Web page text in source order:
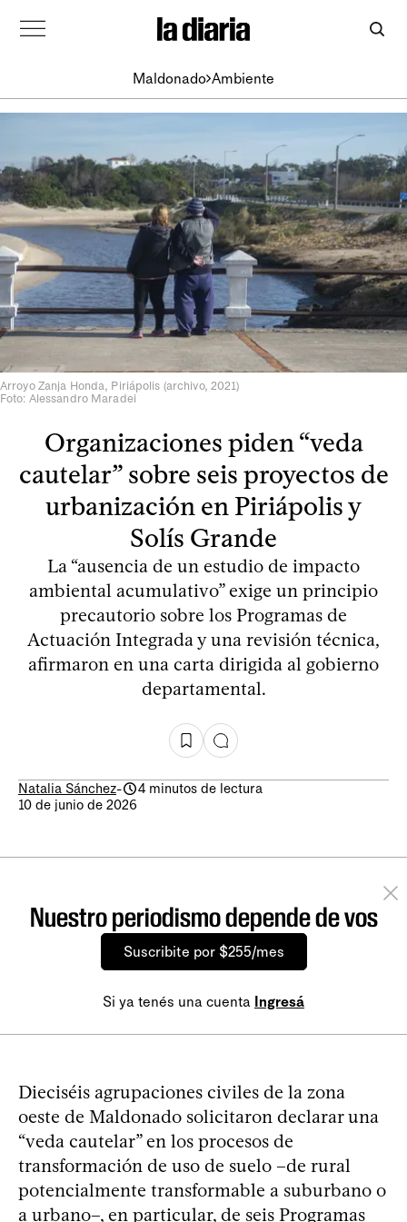
Maldonado Ambiente
Arroyo Zanja Honda, Piriápolis (archivo, 2021)
Foto: Alessandro Maradei
Organizaciones piden “veda
cautelar” sobre seis proyectos de
urbanización en Piriápolis y
Solís Grande
La “ausencia de un estudio de impacto
ambiental acumulativo” exige un principio
precautorio sobre los Programas de
Actuación Integrada y una revisión técnica,
afirmaron en una carta dirigida al gobierno
departamental.
Natalia Sánchez-
4 minutos de lectura
10 de junio de 2026
Nuestro periodismo depende de vos
Suscribite por $255/mes
Si ya tenés una cuenta Ingresá
Dieciséis agrupaciones civiles de la zona
oeste de Maldonado solicitaron declarar una
“veda cautelar” en los procesos de
transformación de uso de suelo –de rural
potencialmente transformable a suburbano o
a urbano–, en particular, de seis Programas